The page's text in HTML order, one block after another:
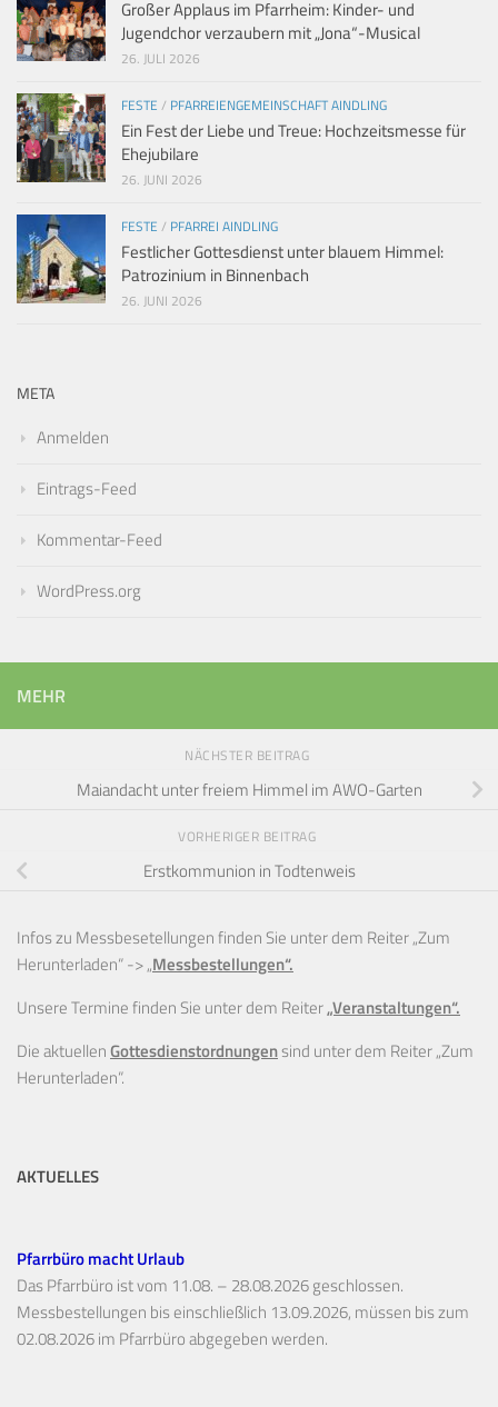
Großer Applaus im Pfarrheim: Kinder- und
Jugendchor verzaubern mit „Jona“-Musical
26. JULI 2026
FESTE / PFARREIENGEMEINSCHAFT AINDLING
Ein Fest der Liebe und Treue: Hochzeitsmesse für
Ehejubilare
26. JUNI 2026
FESTE / PFARREI AINDLING
Festlicher Gottesdienst unter blauem Himmel:
Patrozinium in Binnenbach
26. JUNI 2026
META
Anmelden
Eintrags-Feed
Kommentar-Feed
WordPress.org
MEHR
NÄCHSTER BEITRAG
Maiandacht unter freiem Himmel im AWO-Garten
VORHERIGER BEITRAG
Erstkommunion in Todtenweis
Infos zu Messbesetellungen finden Sie unter dem Reiter „Zum
Herunterladen“ ->„Messbestellungen“.
Unsere Termine finden Sie unter dem Reiter„Veranstaltungen“.
Die aktuellenGottesdienstordnungensind unter dem Reiter „Zum
Herunterladen“.
AKTUELLES
Pfarrbüro macht Urlaub
Das Pfarrbüro ist vom 11.08. – 28.08.2026 geschlossen.
Messbestellungen bis einschließlich 13.09.2026, müssen bis zum
02.08.2026 im Pfarrbüro abgegeben werden.